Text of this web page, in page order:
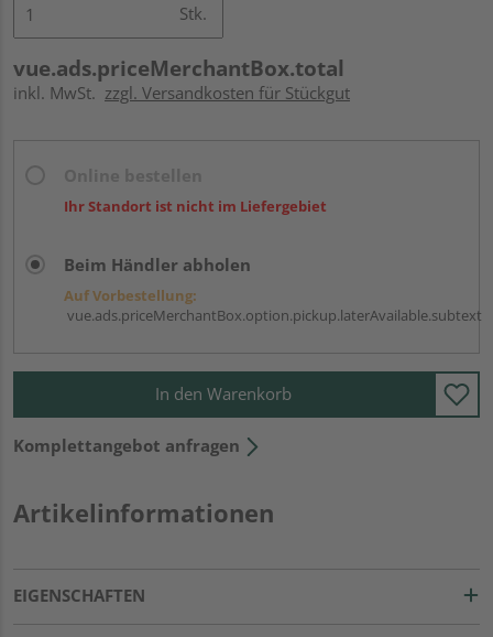
Stk.
vue.ads.priceMerchantBox.total
inkl. MwSt. zzgl. Versandkosten für Stückgut
Ihr Standort ist nicht im Liefergebiet
Beim Händler abholen
Auf Vorbestellung:
vue.ads.priceMerchantBox.option.pickup.laterAvailable.subtext
In den Warenkorb
Komplettangebot anfragen
Artikelinformationen
EIGENSCHAFTEN